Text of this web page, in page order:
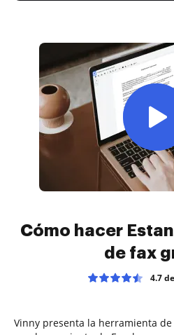
Cómo hacer
de fax
4.7
Vinny presenta la herramienta